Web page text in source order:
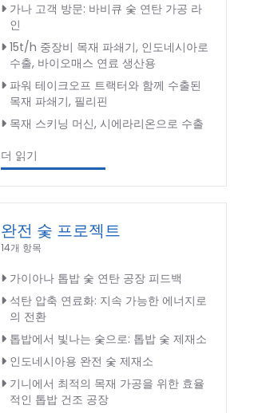
가나 고객 방문: 바비큐 숯 연탄 가공 라
인
15t/h 중장비 목재 파쇄기, 인도네시아로
수출, 바이오매스 연료 생산용
파워 테이크오프 트랙터와 함께 수출된
목재 파쇄기, 필리핀
목재 스키닝 머신, 시에라리온으로 수출
더 읽기
완전 숯 프로젝트
14개 항목
가이아나 톱밥 숯 연탄 공장 피드백
석탄 압축 연료화: 지속 가능한 에너지로
의 전환
톱밥에서 빛나는 숯으로: 톱밥 숯 제재소
인도네시아용 완전 숯 제재소
기니에서 최적의 목재 가공을 위한 효율
적인 톱밥 건조 공장